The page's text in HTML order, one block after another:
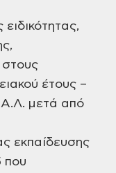
στους
έτους –
μετά από
εκπαίδευσης
που